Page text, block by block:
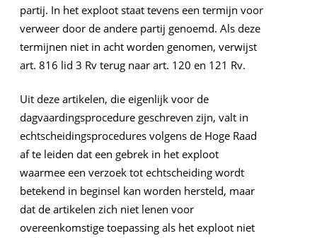
partij. In het exploot staat tevens een termijn voor
verweer door de andere partij genoemd. Als deze
termijnen niet in acht worden genomen, verwijst
art. 816 lid 3 Rv terug naar art. 120 en 121 Rv.
Uit deze artikelen, die eigenlijk voor de
dagvaardingsprocedure geschreven zijn, valt in
echtscheidingsprocedures volgens de Hoge Raad
af te leiden dat een gebrek in het exploot
waarmee een verzoek tot echtscheiding wordt
betekend in beginsel kan worden hersteld, maar
dat de artikelen zich niet lenen voor
overeenkomstige toepassing als het exploot niet